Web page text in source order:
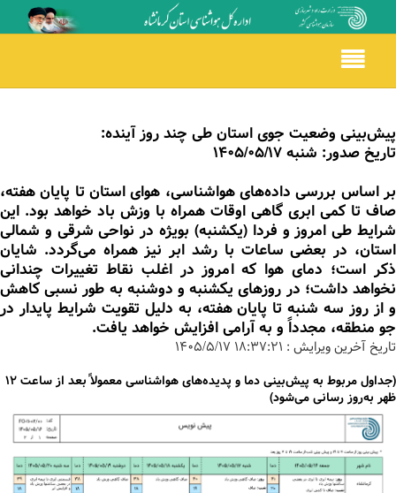
Toggle
navigation
پیش‌بینی وضعیت جوی استان طی چند روز آینده:
تاریخ صدور: شنبه 1405/05/۱۷
بر اساس بررسی داده‌های هواشناسی، هوای استان تا پایان هفته،
صاف تا کمی ابری گاهی اوقات همراه با وزش باد خواهد بود. این
شرایط طی امروز و فردا (یکشنبه) بویژه در نواحی شرقی و شمالی
استان، در بعضی ساعات با رشد ابر نیز همراه می‌گردد. شایان
ذکر است؛ دمای هوا که امروز در اغلب نقاط تغییرات چندانی
نخواهد داشت؛ در روزهای یکشنبه و دوشنبه به طور نسبی کاهش
و از روز سه شنبه تا پایان هفته، به دلیل تقویت شرایط پایدار در
جو منطقه، مجدداً و به آرامی افزایش خواهد یافت.
تاریخ آخرین ویرایش : ۱۸:۳۷:۲۱ ۱۴۰۵/۵/۱۷
(جداول مربوط به پیش‌بینی دما و پدیده‌های هواشناسی معمولاً بعد از ساعت 12
ظهر به‌روز رسانی می‌شود)